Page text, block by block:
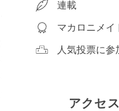
連載
マカロニメイ
人気投票に参
アクセ